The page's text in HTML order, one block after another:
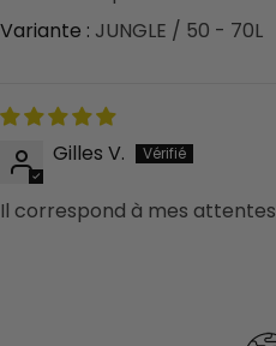
JUNGLE / 50 - 70L
Gilles V.
Il correspond à mes attentes